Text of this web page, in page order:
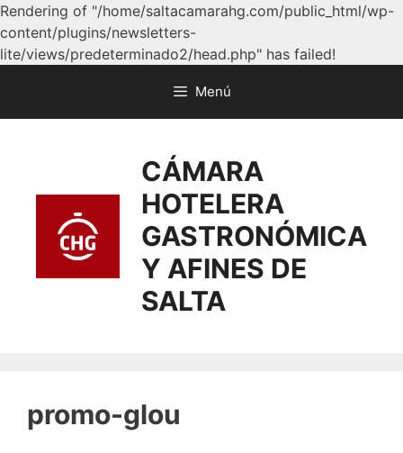
Rendering of "/home/saltacamarahg.com/public_html/wp-
content/plugins/newsletters-
lite/views/predeterminado2/head.php" has failed!
Menú
CÁMARA
HOTELERA
GASTRONÓMICA
Y AFINES DE
SALTA
promo-glou